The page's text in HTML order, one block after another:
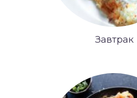
Завтрак